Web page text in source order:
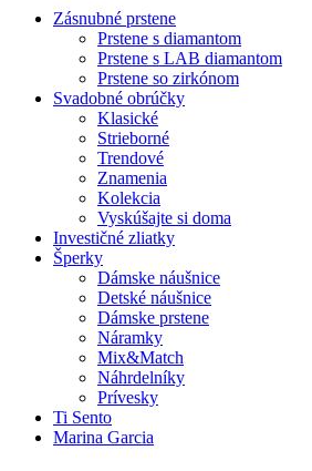
Zásnubné prstene
Prstene s diamantom
Prstene s LAB diamantom
Prstene so zirkónom
Svadobné obrúčky
Klasické
Strieborné
Trendové
Znamenia
Kolekcia
Vyskúšajte si doma
Investičné zliatky
Šperky
Dámske náušnice
Detské náušnice
Dámske prstene
Náramky
Mix&Match
Náhrdelníky
Prívesky
Ti Sento
Marina Garcia